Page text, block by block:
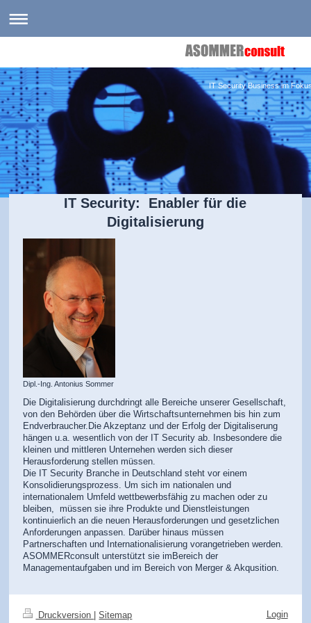
IT Security Business im
IT Security: Enabler für die
Digitalisierung
Dipl.-Ing. Antonius Sommer
Die Digitalisierung durchdringt alle Bereiche unserer Gesellschaft,
von den Behörden über die Wirtschaftsunternehmen bis hin zum
Endverbraucher.Die Akzeptanz und der Erfolg der Digitaliserung
hängen u.a. wesentlich von der IT Security ab. Insbesondere die
kleinen und mittleren Unternehen werden sich dieser
Herausforderung stellen müssen.
Die IT Security Branche in Deutschland steht vor einem
Konsolidierungsprozess. Um sich im nationalen und
internationalem Umfeld wettbewerbsfähig zu machen oder zu
bleiben, müssen sie ihre Produkte und Dienstleistungen
kontinuierlich an die neuen Herausforderungen und gesetzlichen
Anforderungen anpassen. Darüber hinaus müssen
Partnerschaften und Internationalisierung vorangetrieben werden.
ASOMMERconsult unterstützt sie imBereich der
Managementaufgaben und im Bereich von Merger & Akqusition.
Druckversion
Sitemap
Login